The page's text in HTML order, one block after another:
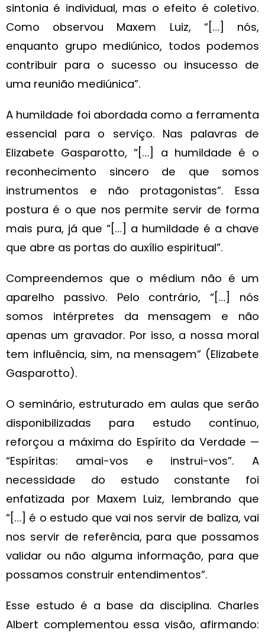
sintonia é individual, mas o efeito é coletivo.
Como observou Maxem Luiz, “[…] nós,
enquanto grupo mediúnico, todos podemos
contribuir para o sucesso ou insucesso de
uma reunião mediúnica”.
A humildade foi abordada como a ferramenta
essencial para o serviço. Nas palavras de
Elizabete Gasparotto, “[…] a humildade é o
reconhecimento sincero de que somos
instrumentos e não protagonistas”. Essa
postura é o que nos permite servir de forma
mais pura, já que “[…] a humildade é a chave
que abre as portas do auxílio espiritual”.
Compreendemos que o médium não é um
aparelho passivo. Pelo contrário, “[…] nós
somos intérpretes da mensagem e não
apenas um gravador. Por isso, a nossa moral
tem influência, sim, na mensagem” (Elizabete
Gasparotto).
O seminário, estruturado em aulas que serão
disponibilizadas para estudo contínuo,
reforçou a máxima do Espírito da Verdade —
“Espíritas: amai-vos e instrui-vos”. A
necessidade do estudo constante foi
enfatizada por Maxem Luiz, lembrando que
“[…] é o estudo que vai nos servir de baliza, vai
nos servir de referência, para que possamos
validar ou não alguma informação, para que
possamos construir entendimentos”.
Esse estudo é a base da disciplina. Charles
Albert complementou essa visão, afirmando: